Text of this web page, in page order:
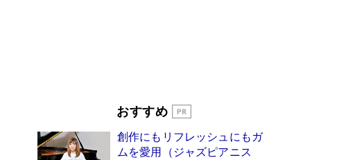
和田秀樹の70代、80代向け新書がベスト3を独
占 上半期1位にも選出［新書ベストセラー］
Book Bang
おすすめ
創作にもリフレッシュにもガ
ムを愛用（ジャズピアニス